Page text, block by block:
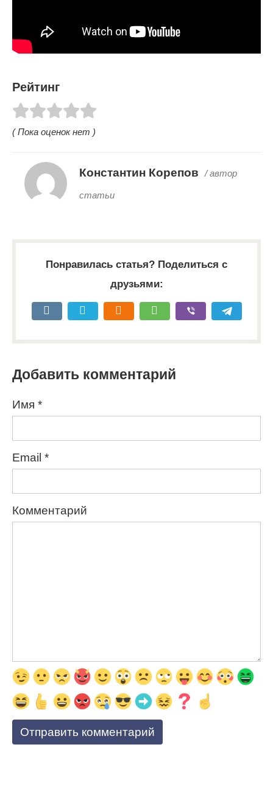
Рейтинг
( Пока оценок нет )
Константин Корепов / автор
статьи
Понравилась статья? Поделиться с
друзьями:
Добавить комментарий
Имя *
Email *
Комментарий